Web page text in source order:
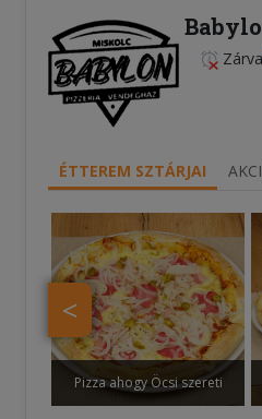
Zárva
ÉTTEREM SZTÁRJAI
<
Pizza ahogy Öcsi szereti